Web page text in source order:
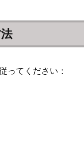
ってください：